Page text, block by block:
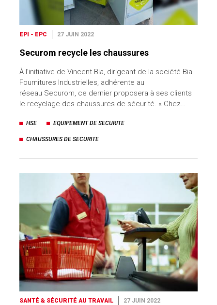
EPI - EPC 27 JUIN 2022
Securom recycle les chaussures
À l’initiative de Vincent Bia, dirigeant de la société Bia
Fournitures Industrielles, adhérente au
réseau Securom, ce dernier proposera à ses clients
le recyclage des chaussures de sécurité. « Chez…
HSE EQUIPEMENT DE SECURITE
CHAUSSURES DE SECURITE
SANTÉ & SÉCURITÉ AU TRAVAIL 27 JUIN 2022